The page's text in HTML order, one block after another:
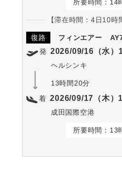
所要時間：14
【滞在時間：4日10時
復路 フィンエアー
発 2026/09/16（水）
ヘルシンキ
13時間20分
着 2026/09/17（木）
成田国際空港
所要時間：13